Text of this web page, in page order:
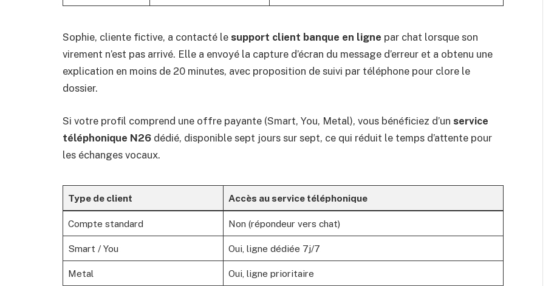
Sophie, cliente fictive, a contacté le support client banque en ligne par chat lorsque son
virement n’est pas arrivé. Elle a envoyé la capture d’écran du message d’erreur et a obtenu une
explication en moins de 20 minutes, avec proposition de suivi par téléphone pour clore le
dossier.
Si votre profil comprend une offre payante (Smart, You, Metal), vous bénéficiez d’un service
téléphonique N26 dédié, disponible sept jours sur sept, ce qui réduit le temps d’attente pour
les échanges vocaux.
Type de client Accès au service téléphonique
Compte standard Non (répondeur vers chat)
Smart / You Oui, ligne dédiée 7j/7
Metal Oui, ligne prioritaire